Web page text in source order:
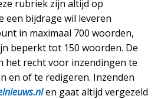
rubriek zijn altijd op
een bijdrage wil leveren
in maximaal 700 woorden,
beperkt tot 150 woorden. De
het recht voor inzendingen te
en of te redigeren. Inzenden
en gaat altijd vergezeld